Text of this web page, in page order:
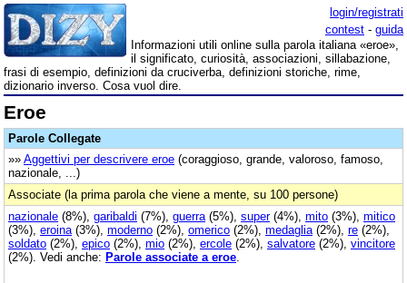
login/registrati
contest - guida
Informazioni utili online sulla parola italiana «eroe»,
il significato, curiosità, associazioni, sillabazione,
frasi di esempio, definizioni da cruciverba, definizioni storiche, rime,
dizionario inverso. Cosa vuol dire.
Eroe
Parole Collegate
»» Aggettivi per descrivere eroe (coraggioso, grande, valoroso, famoso,
nazionale, ...)
Associate (la prima parola che viene a mente, su 100 persone)
nazionale (8%), garibaldi (7%), guerra (5%), super(4%), mito (3%), mitico
(3%), eroina (3%), moderno (2%), omerico (2%), medaglia (2%), re (2%),
soldato (2%), epico (2%), mio (2%), ercole (2%), salvatore (2%), vincitore
(2%). Vedi anche: Parole associate a eroe